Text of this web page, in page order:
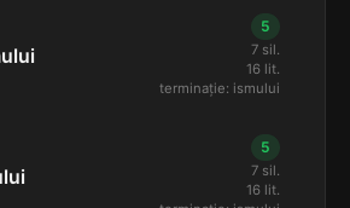
5
7 sil.
16 lit.
terminație: ismului
5
7 sil.
16 lit.